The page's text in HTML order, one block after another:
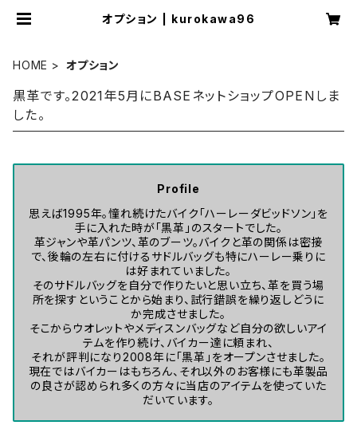
オプション | kurokawa96
HOME オプション
黒革です。2021年5月にBASEネットショップOPENしま
した。
Profile
思えば1995年。憧れ続けたバイク「ハーレーダビッドソン」を
手に入れた時が「黒革」のスタートでした。
革ジャンや革パンツ、革のブーツ。バイクと革の関係は密接
で、後輪の左右に付けるサドルバッグも特にハーレー乗りに
は好まれていました。
そのサドルバッグを自分で作りたいと思い立ち、革を買う場
所を探すということから始まり、試行錯誤を繰り返しどうに
か完成させました。
そこからウオレットやメディスンバッグなど自分の欲しいアイ
テムを作り続け、バイカー達に頼まれ、
それが評判になり2008年に「黒革」をオープンさせました。
現在ではバイカーはもちろん、それ以外のお客様にも革製品
の良さが認められ多くの方々に当店のアイテムを使っていた
だいています。